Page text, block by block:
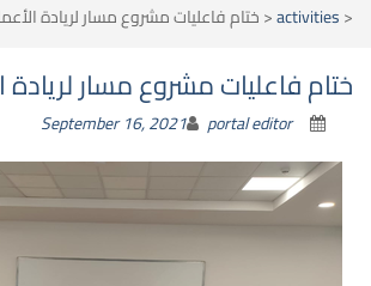
<
activities
<ختام فاعليات مشروع مسار لريادة
ختام فاعليات مشروع مسار لريادة
September 16, 2021 portal editor